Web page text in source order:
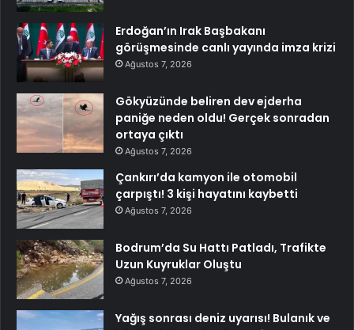
Erdoğan’ın Irak Başbakanı
görüşmesinde canlı yayında imza krizi
Ağustos 7, 2026
Gökyüzünde beliren dev ejderha
paniğe neden oldu! Gerçek sonradan
ortaya çıktı
Ağustos 7, 2026
Çankırı’da kamyon ile otomobil
çarpıştı! 3 kişi hayatını kaybetti
Ağustos 7, 2026
Bodrum’da Su Hattı Patladı, Trafikte
Uzun Kuyruklar Oluştu
Ağustos 7, 2026
Yağış sonrası deniz uyarısı! Bulanık ve